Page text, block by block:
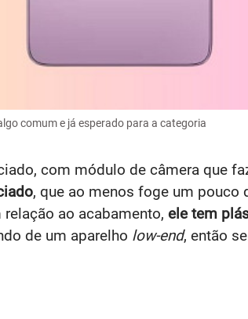
comum e já esperado para a categoria
com módulo de câmera que
, que ao menos foge um pouco
relação ao acabamento, ele tem
de um aparelho low-end, então